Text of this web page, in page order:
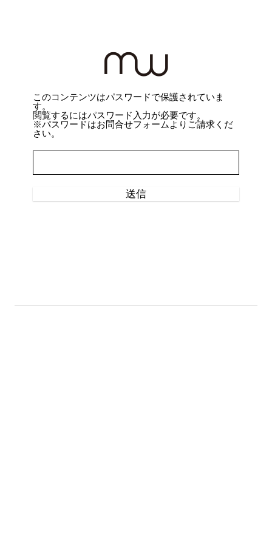
このコンテンツはパスワードで保護されていま
す。
閲覧するにはパスワード入力が必要です。
※パスワードはお問合せフォームよりご請求くだ
さい。